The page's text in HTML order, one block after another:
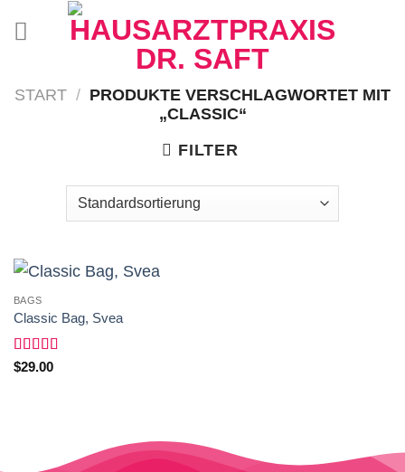
Inhalt
START / PRODUKTE VERSCHLAGWORTET MIT
„CLASSIC“
FILTER
BAGS
Classic Bag, Svea
Bewertet
$29.00